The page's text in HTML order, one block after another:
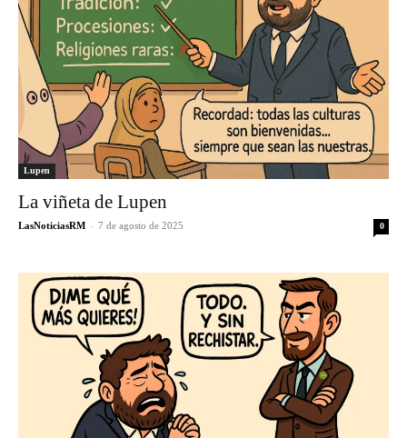
Lupen
La viñeta de Lupen
LasNoticiasRM - 7 de agosto de 2025 0